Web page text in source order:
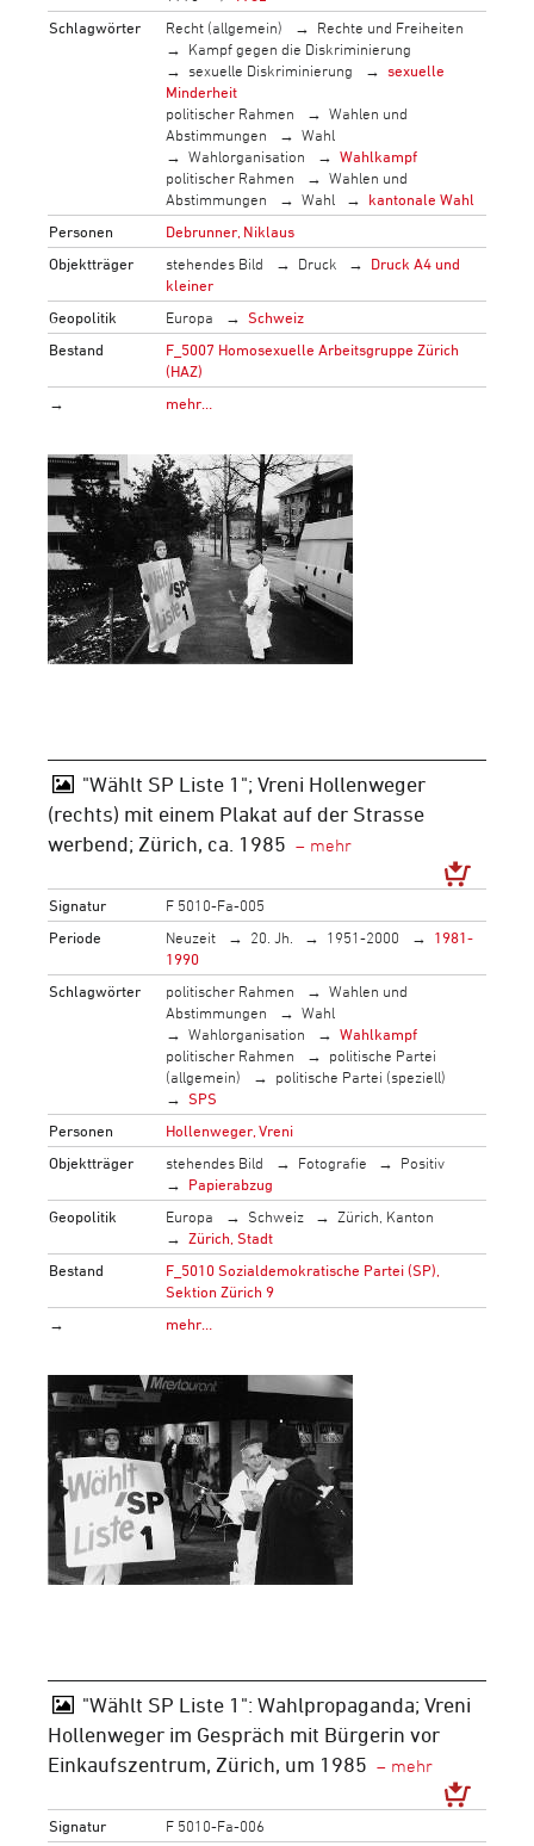
Schlagwörter
Recht (allgemein)
Rechte und Freiheiten
Kampf gegen die Diskriminierung
sexuelle Diskriminierung
sexuelle
Minderheit
politischer Rahmen
Wahlen und
Abstimmungen
Wahl
Wahlorganisation
Wahlkampf
politischer Rahmen
Wahlen und
Abstimmungen
Wahl
kantonale Wahl
Personen
Debrunner, Niklaus
Objektträger
stehendes Bild Druck
Druck A4 und
kleiner
Geopolitik
Europa
Schweiz
Bestand
F_5007 Homosexuelle Arbeitsgruppe Zürich
(HAZ)
→
mehr…
"Wählt SP Liste 1"; Vreni Hollenweger
(rechts) mit einem Plakat auf der Strasse
werbend; Zürich, ca. 1985
Signatur
F 5010-Fa-005
Periode
Neuzeit 20. Jh. 1951-2000
1981-
1990
Schlagwörter
politischer Rahmen
Wahlen und
Abstimmungen
Wahl
Wahlorganisation
Wahlkampf
politischer Rahmen
politische Partei
(allgemein)
politische Partei (speziell)
SPS
Personen
Hollenweger, Vreni
Objektträger
stehendes Bild Fotografie
Positiv
Papierabzug
Geopolitik
Europa Schweiz
Zürich, Kanton
Zürich, Stadt
Bestand
F_5010 Sozialdemokratische Partei (SP),
Sektion Zürich 9
→
mehr…
"Wählt SP Liste 1": Wahlpropaganda; Vreni
Hollenweger im Gespräch mit Bürgerin vor
Einkaufszentrum, Zürich, um 1985
Signatur
F 5010-Fa-006